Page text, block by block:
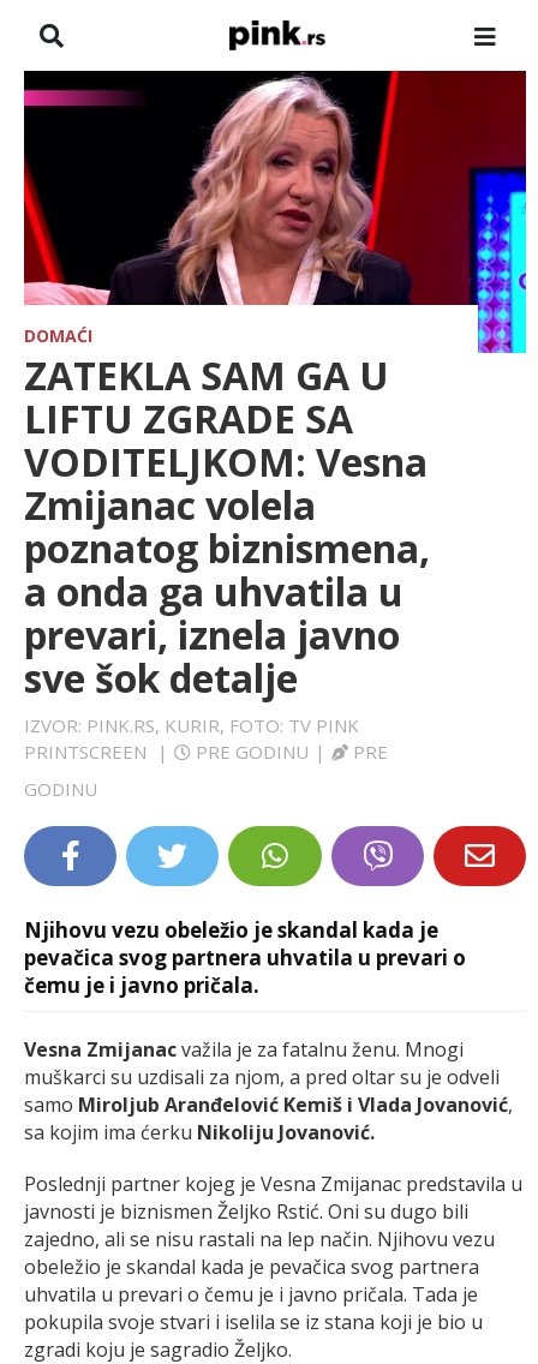
NASLOVNA
ZADRUGA
SHOWBIZ
HRONIKA
FARMERI
TV
SPORT
LIFESTYLE
EXTRA
DOMAĆI
ZATEKLA SAM GA U
LIFTU ZGRADE SA
VODITELJKOM: Vesna
Zmijanac volela
poznatog biznismena,
a onda ga uhvatila u
prevari, iznela javno
sve šok detalje
IZVOR: PINK.RS, KURIR, FOTO: TV PINK
PRINTSCREEN
| PRE GODINU |
PRE
GODINU
Njihovu vezu obeležio je skandal kada je
pevačica svog partnera uhvatila u prevari o
čemu je i javno pričala.
Vesna Zmijanacvažila je za fatalnu ženu. Mnogi
muškarci su uzdisali za njom, a pred oltar su je odveli
samo Miroljub Aranđelović Kemiš i Vlada Jovanović,
sa kojim ima ćerku Nikoliju Jovanović.
Poslednji partner kojeg je Vesna Zmijanac predstavila u
javnosti je biznismen Željko Rstić. Oni su dugo bili
zajedno, ali se nisu rastali na lep način. Njihovu vezu
obeležio je skandal kada je pevačica svog partnera
uhvatila u prevari o čemu je i javno pričala. Tada je
pokupila svoje stvari i iselila se iz stana koji je bio u
zgradi koju je sagradio Željko.